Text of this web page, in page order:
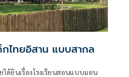
ไทยอิสาน แบบสากล
ด้ยินเรื่องโรงเรียนสอนแบบมอน